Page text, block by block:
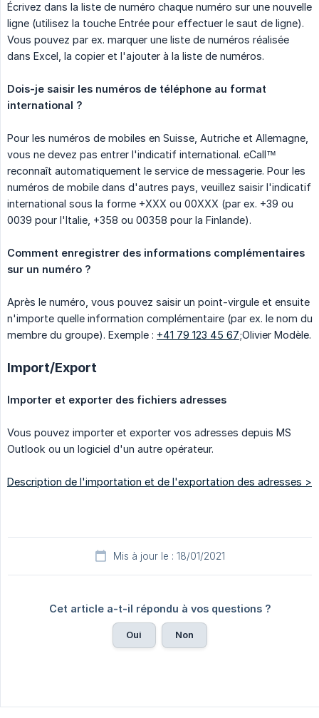
Écrivez dans la liste de numéro chaque numéro sur une nouvelle
ligne (utilisez la touche Entrée pour effectuer le saut de ligne).
Vous pouvez par ex. marquer une liste de numéros réalisée
dans Excel, la copier et l'ajouter à la liste de numéros.
Dois-je saisir les numéros de téléphone au format
international ?
Pour les numéros de mobiles en Suisse, Autriche et Allemagne,
vous ne devez pas entrer l'indicatif international. eCall™
reconnaît automatiquement le service de messagerie. Pour les
numéros de mobile dans d'autres pays, veuillez saisir l'indicatif
international sous la forme +XXX ou 00XXX (par ex. +39 ou
0039 pour l'Italie, +358 ou 00358 pour la Finlande).
Comment enregistrer des informations complémentaires
sur un numéro ?
Après le numéro, vous pouvez saisir un point-virgule et ensuite
n'importe quelle information complémentaire (par ex. le nom du
membre du groupe). Exemple : +41 79 123 45 67;Olivier Modèle.
Import/Export
Importer et exporter des fichiers adresses
Vous pouvez importer et exporter vos adresses depuis MS
Outlook ou un logiciel d'un autre opérateur.
Description de l'importation et de l'exportation des adresses >
Mis à jour le : 18/01/2021
Cet article a-t-il répondu à vos questions ?
Oui Non